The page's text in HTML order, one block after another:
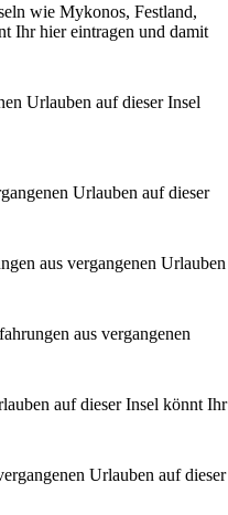
wie Mykonos, Festland,
Ihr hier eintragen und damit
Urlauben auf dieser Insel
Urlauben auf dieser
aus vergangenen Urlauben
aus vergangenen
auf dieser Insel könnt Ihr
Urlauben auf dieser